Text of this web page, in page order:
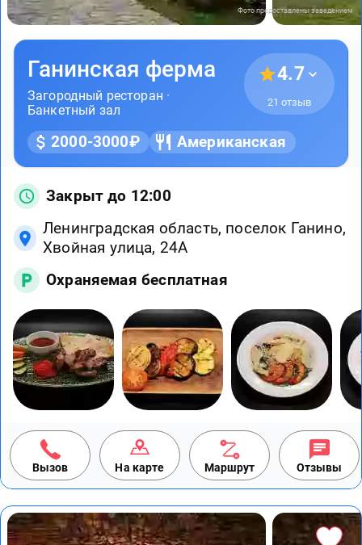
Фото предоставлены заведением
Ганинская ферма
Загородный ресторан ·
Банкетный зал
4.7
21 отзыв
2000-3000₽ Американская
Закрыт до 12:00
Ленинградская область, поселок Ганино,
Хвойная улица, 24А
Охраняемая бесплатная
Вызов На карте Маршрут Отзывы